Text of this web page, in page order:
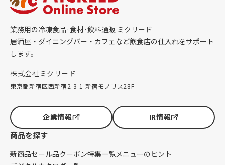
業務用の冷凍食品·食材·飲料通販 ミクリード
居酒屋・ダイニングバー・カフェなど飲食店の仕入れをサポート
します。
株式会社ミクリード
東京都新宿区西新宿2-3-1 新宿モノリス28F
企業情報 IR情報
商品を探す
新商品セール品クーポン特集一覧メニューのヒント